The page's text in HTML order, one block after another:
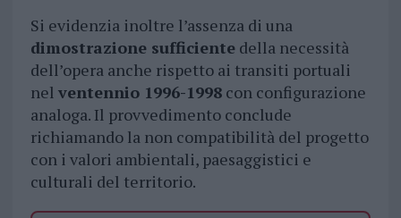
Si evidenzia inoltre l’assenza di una
dimostrazione sufficientedella necessità
dell’opera anche rispetto ai transiti portuali
nel ventennio 1996-1998con configurazione
analoga. Il provvedimento conclude
richiamando la non compatibilità del progetto
con i valori ambientali, paesaggistici e
culturali del territorio.